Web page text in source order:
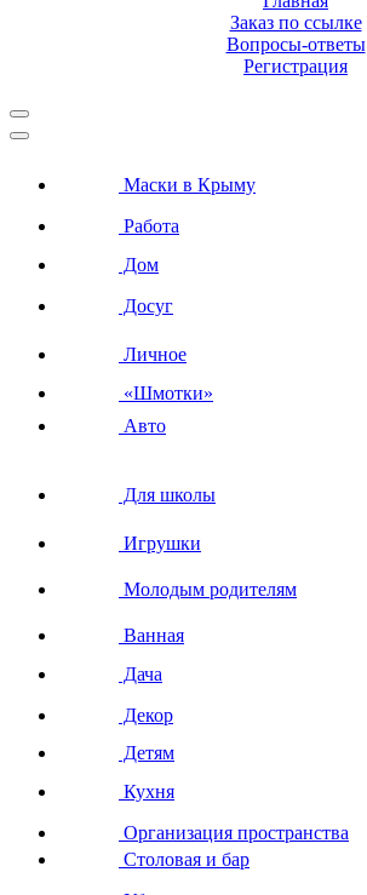
Заказ по ссылке
Вопросы-ответы
Регистрация
Маски в Крыму
Работа
Дом
Досуг
Личное
«Шмотки»
Авто
Для школы
Игрушки
Молодым родителям
Ванная
Дача
Декор
Детям
Кухня
Организация пространства
Столовая и бар